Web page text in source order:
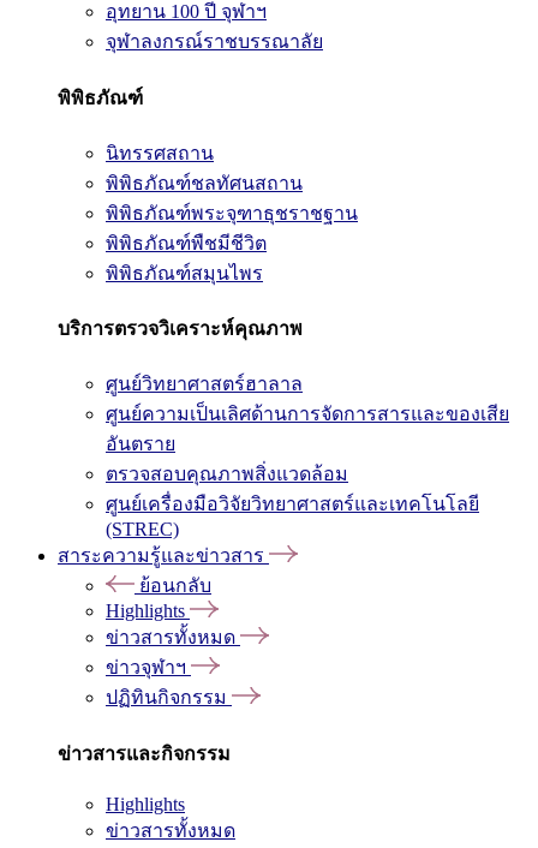
อุทยาน 100 ปี จุฬาฯ
จุฬาลงกรณ์ราชบรรณาลัย
พิพิธภัณฑ์
นิทรรศสถาน
พิพิธภัณฑ์ชลทัศนสถาน
พิพิธภัณฑ์พระจุฑาธุชราชฐาน
พิพิธภัณฑ์พืชมีชีวิต
พิพิธภัณฑ์สมุนไพร
บริการตรวจวิเคราะห์คุณภาพ
ศูนย์วิทยาศาสตร์ฮาลาล
ศูนย์ความเป็นเลิศด้านการจัดการสารและของเสีย
อันตราย
ตรวจสอบคุณภาพสิ่งแวดล้อม
ศูนย์เครื่องมือวิจัยวิทยาศาสตร์และเทคโนโลยี
(STREC)
สาระความรู้และข่าวสาร
ย้อนกลับ
Highlights
ข่าวสารทั้งหมด
ข่าวจุฬาฯ
ปฏิทินกิจกรรม
ข่าวสารและกิจกรรม
Highlights
ข่าวสารทั้งหมด